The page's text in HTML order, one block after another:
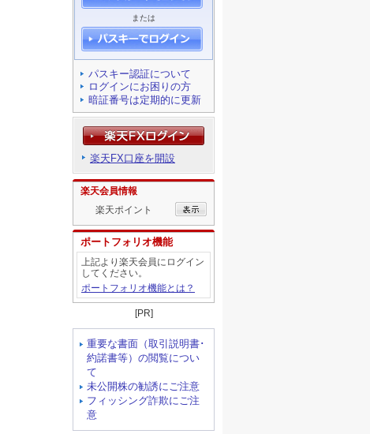
または
パスキー認証について
ログインにお困りの方
暗証番号は定期的に更新
楽天FX口座を開設
楽天会員情報
楽天ポイント
ポートフォリオ機能
上記より楽天会員にログイン
してください。
ポートフォリオ機能とは？
[PR]
重要な書面（取引説明書･
約諾書等）の閲覧につい
て
未公開株の勧誘にご注意
フィッシング詐欺にご注
意